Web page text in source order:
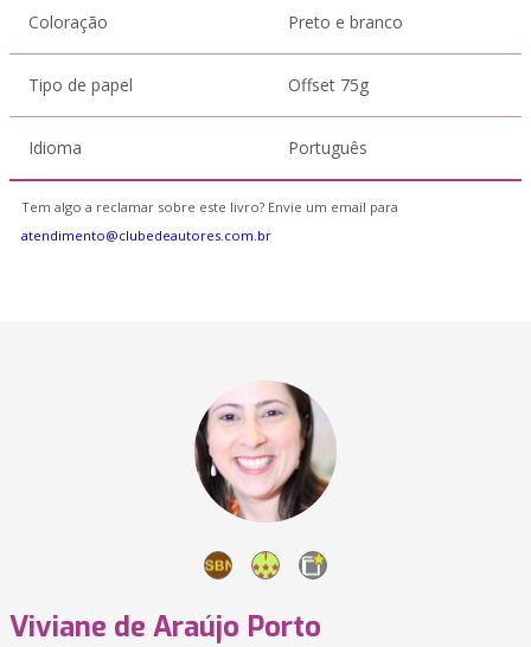
Coloração Preto e branco
Tipo de papel Offset 75g
Idioma Português
Tem algo a reclamar sobre este livro? Envie um email para
atendimento@clubedeautores.com.br
Viviane de Araújo Porto